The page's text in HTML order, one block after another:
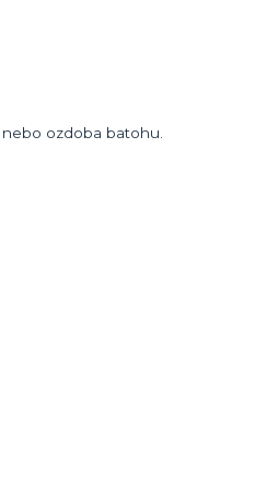
ozdoba batohu.